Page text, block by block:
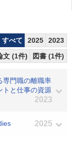
すべて 2025
2023
文 (1件) 図書 (1件)
専門職の離職率
トと仕事の資源
2023
2025